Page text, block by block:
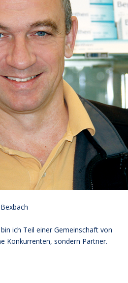
ich Teil einer Gemeinschaft von
Konkurrenten, sondern Partner.